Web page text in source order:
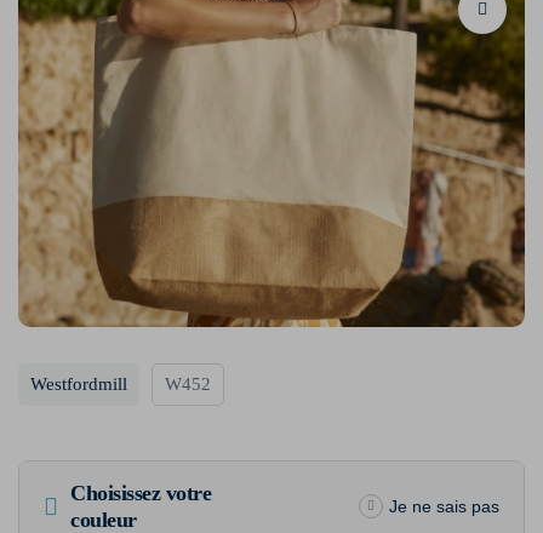
Westfordmill W452
Choisissez votre
couleur
Je ne sais pas